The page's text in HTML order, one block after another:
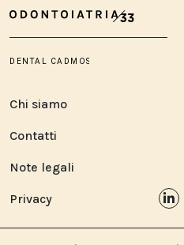
Chi siamo
Contatti
Note legali
Privacy